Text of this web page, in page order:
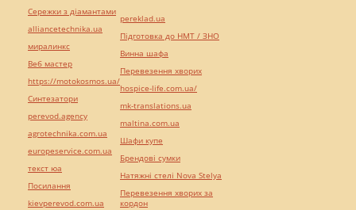
Сережки з діамантами
alliancetechnika.ua
миралинкс
Веб мастер
https://motokosmos.ua/
Синтезатори
perevod.agency
agrotechnika.com.ua
europeservice.com.ua
текст юа
Посилання
kievperevod.com.ua
pereklad.ua
Підготовка до НМТ / ЗНО
Винна шафа
Перевезення хворих
hospice-life.com.ua/
mk-translations.ua
maltina.com.ua
Шафи купе
Брендові сумки
Натяжні стелі Nova Stelya
Перевезення хворих за
кордон